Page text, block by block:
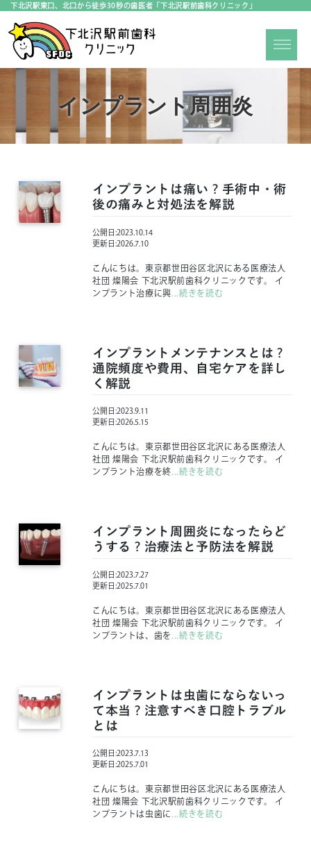
下北沢駅東口、北口から徒歩30秒の歯医者「下北沢駅前歯科クリニック」
インプラント周囲炎
インプラントは痛い？手術中・術
後の痛みと対処法を解説
公開日:2023.10.14
更新日:2026.7.10
こんにちは。東京都世田谷区北沢にある医療法人
社団 燦陽会 下北沢駅前歯科クリニックです。 イ
ンプラント治療に興 ...続きを読む
インプラントメンテナンスとは？
通院頻度や費用、自宅ケアを詳し
く解説
公開日:2023.9.11
更新日:2026.5.15
こんにちは。東京都世田谷区北沢にある医療法人
社団 燦陽会 下北沢駅前歯科クリニックです。 イ
ンプラント治療を終 ...続きを読む
インプラント周囲炎になったらど
うする？治療法と予防法を解説
公開日:2023.7.27
更新日:2025.7.01
こんにちは。東京都世田谷区北沢にある医療法人
社団 燦陽会 下北沢駅前歯科クリニックです。 イ
ンプラントは、歯を
...続きを読む
インプラントは虫歯にならないっ
て本当？注意すべき口腔トラブル
とは
公開日:2023.7.13
更新日:2025.7.01
こんにちは。東京都世田谷区北沢にある医療法人
社団 燦陽会 下北沢駅前歯科クリニックです。 イ
ンプラントは虫歯に
...続きを読む